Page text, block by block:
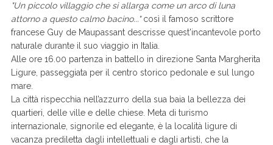
"Un piccolo villaggio che si allarga come un arco di luna
attorno a questo calmo bacino..."così il famoso scrittore
francese Guy de Maupassant descrisse quest'incantevole porto
naturale durante il suo viaggio in Italia.
Alle ore 16.00 partenza in battello in direzione Santa Margherita
Ligure, passeggiata per il centro storico pedonale e sul lungo
mare.
La città rispecchia nell’azzurro della sua baia la bellezza dei
quartieri, delle ville e delle chiese. Meta di turismo
internazionale, signorile ed elegante, è la località ligure di
vacanza prediletta dagli intellettuali e dagli artisti, che la